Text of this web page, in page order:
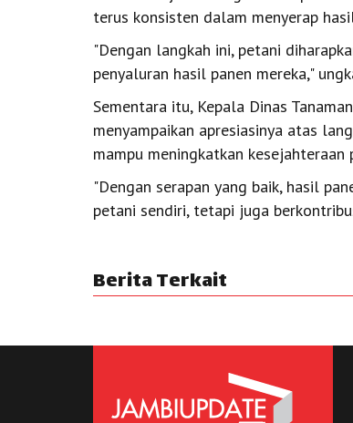
terus konsisten dalam menyerap
"Dengan langkah ini, petani
penyaluran hasil panen mereka,"
Sementara itu, Kepala Dinas
menyampaikan apresiasinya atas
mampu meningkatkan
"Dengan serapan yang baik, hasil
petani sendiri, tetapi juga
Berita Terkait